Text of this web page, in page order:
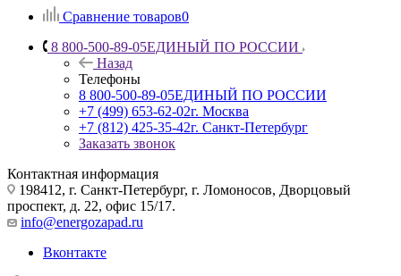
Сравнение товаров0
8 800-500-89-05ЕДИНЫЙ ПО РОССИИ
Назад
Телефоны
8 800-500-89-05ЕДИНЫЙ ПО РОССИИ
+7 (499) 653-62-02г. Москва
+7 (812) 425-35-42г. Санкт-Петербург
Заказать звонок
Контактная информация
198412, г. Санкт-Петербург, г. Ломоносов, Дворцовый
проспект, д. 22, офис 15/17.
info@energozapad.ru
Вконтакте